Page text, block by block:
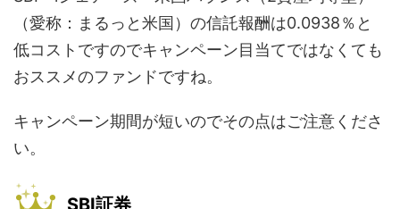
（愛称：まるっと米国）の信託報酬は0.0938％と
低コストですのでキャンペーン目当てではなくても
おススメのファンドですね。
キャンペーン期間が短いのでその点はご注意くださ
い。